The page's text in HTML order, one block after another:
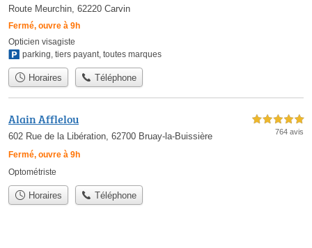
Route Meurchin, 62220 Carvin
Fermé, ouvre à 9h
Opticien visagiste
parking tiers payant toutes marques
Horaires Téléphone
Alain Afflelou
602 Rue de la Libération, 62700 Bruay-la-Buissière
Fermé, ouvre à 9h
5,0 étoiles sur 5
764 avis
Optométriste
Horaires Téléphone